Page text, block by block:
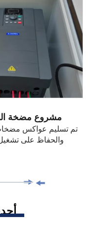
مشروع مضخة
تم تسليم عواكس
والحفاظ على تشغيل